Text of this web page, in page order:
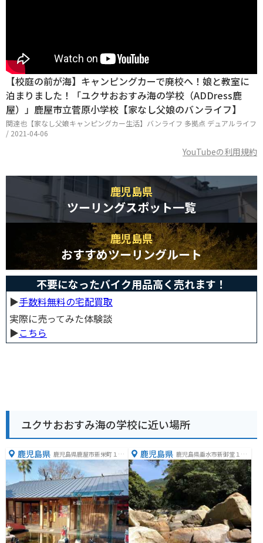
【校庭の前が海】キャンピングカーで廃校へ！娘と教室に
泊まりました！「ユクサおおすみ海の学校（ADDress鹿
屋）」鹿屋市立菅原小学校【家なし父娘のバンライフ】
関達也【家なし父娘キャンピングカー生活】バンライフ 多拠点 デュアルライフ
/ 2021-04-06
YouTubeの利用規約
鹿児島県
ツーリングスポット一覧
鹿児島県
おすすめツーリングルート
不要になったバイク用品高く売れます！
▶︎手数料無料の宅配買取
実際に売ってみた体験談
▶︎こちら
ユクサおおすみ海の学校に近い場所
鹿児島県 鹿児島県鹿屋市新栄町１７
７１−４
鹿児島県 鹿児島県垂水市新御堂１３
４４−１